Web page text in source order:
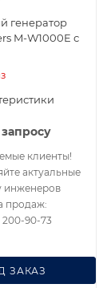
генератор
M-W1000E с
ЗАКАЗ
клиенты!
актуальные
инженеров
продаж:
90-73